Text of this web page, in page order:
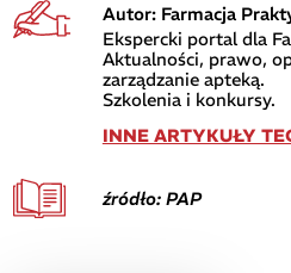
Autor: Farmacja
Ekspercki portal dla
Aktualności, prawo,
zarządzanie apteką.
Szkolenia i konkursy.
INNE ARTYKUŁY
źródło: PAP